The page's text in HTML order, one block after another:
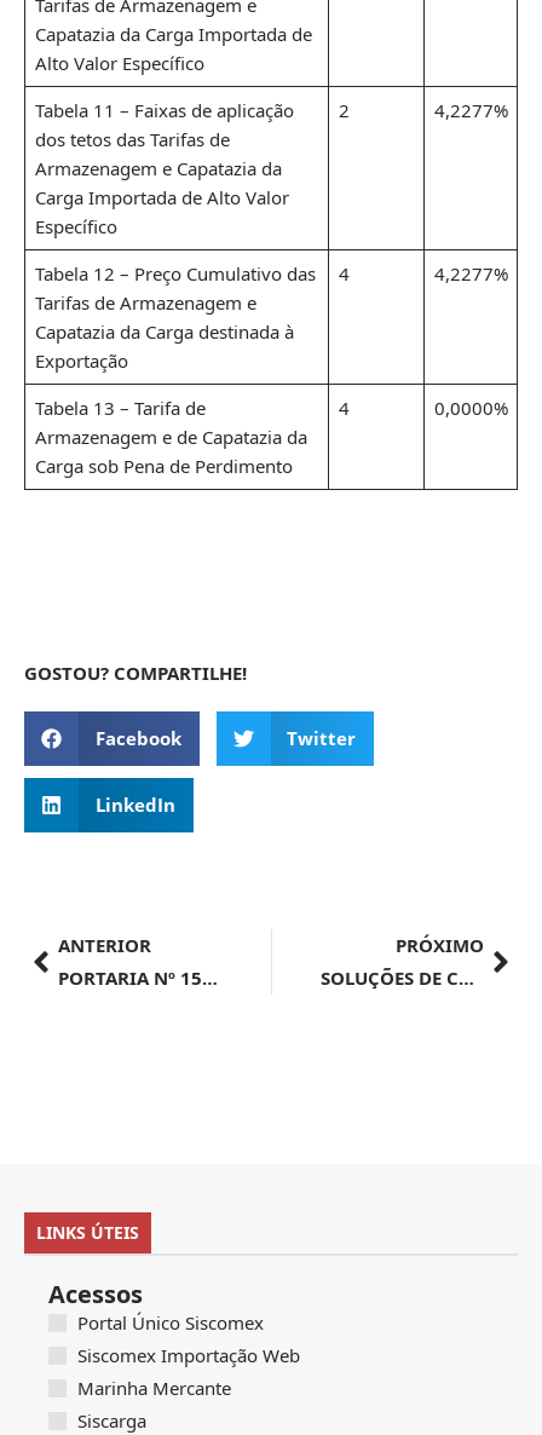
Tarifas de Armazenagem e
Capatazia da Carga Importada de
Alto Valor Específico
Tabela 11 – Faixas de aplicação
dos tetos das Tarifas de
Armazenagem e Capatazia da
Carga Importada de Alto Valor
Específico
2 4,2277%
Tabela 12 – Preço Cumulativo das
Tarifas de Armazenagem e
Capatazia da Carga destinada à
Exportação
4 4,2277%
Tabela 13 – Tarifa de
Armazenagem e de Capatazia da
Carga sob Pena de Perdimento
4 0,0000%
GOSTOU? COMPARTILHE!
Facebook Twitter
LinkedIn
ANTERIOR
PORTARIA Nº 15.010, DE 10 DE JUHO DE 2024
PRÓXIMO
SOLUÇÕES DE CONSULTA
LINKS ÚTEIS
Acessos
Portal Único Siscomex
Siscomex Importação Web
Marinha Mercante
Siscarga